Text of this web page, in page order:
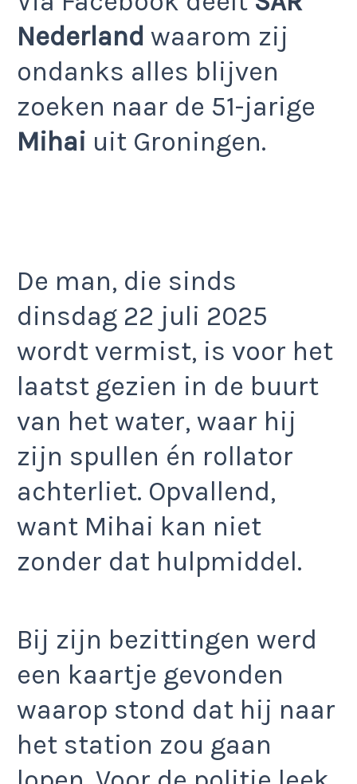
Nederland waarom zij
ondanks alles blijven
zoeken naar de 51-jarige
Mihai uit Groningen.
De man, die sinds
dinsdag 22 juli 2025
wordt vermist, is voor het
laatst gezien in de buurt
van het water, waar hij
zijn spullen én rollator
achterliet. Opvallend,
want Mihai kan niet
zonder dat hulpmiddel.
Bij zijn bezittingen werd
een kaartje gevonden
waarop stond dat hij naar
het station zou gaan